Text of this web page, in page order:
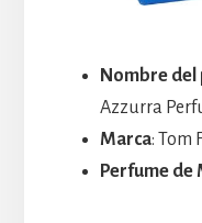
Nombre
Azzurra
Marca: Tom
Perfume de